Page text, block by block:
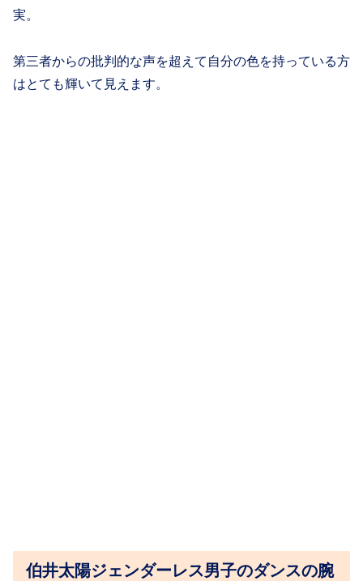
実。
第三者からの批判的な声を超えて自分の色を持っている方
はとても輝いて見えます。
伯井太陽ジェンダーレス男子のダンスの腕